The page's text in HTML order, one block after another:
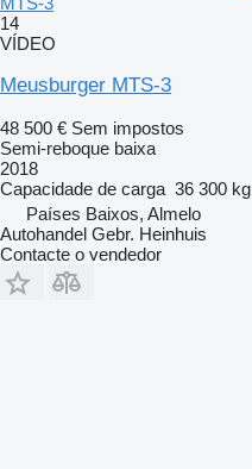
14
VÍDEO
Meusburger MTS-3
48 500 € Sem impostos
Semi-reboque baixa
2018
Capacidade de carga 36 300 kg
Países Baixos, Almelo
Autohandel Gebr. Heinhuis
Contacte o vendedor